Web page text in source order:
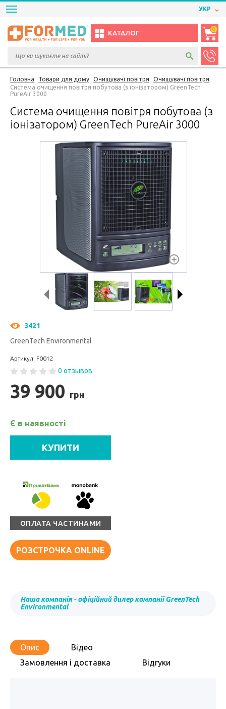
УКР
КАТАЛОГ
0
Головна Товари для дому Очищувачі повітря
Очищувачі повітря
Система очищення повітря побутова (з іонізатором) GreenTech
PureAir 3000
Система очищення повітря побутова (з
іонізатором) GreenTech PureAir 3000
3421
GreenTech Environmental
Артикул: F0012
0 отзывов
39 900 грн
Є в наявності
КУПИТИ
ОПЛАТА ЧАСТИНАМИ
РОЗСТРОЧКА ONLINE
Наша компанія - офіційний дилер компанії GreenTech
Environmental
Опис
Відео
Замовлення і доставка
Відгуки